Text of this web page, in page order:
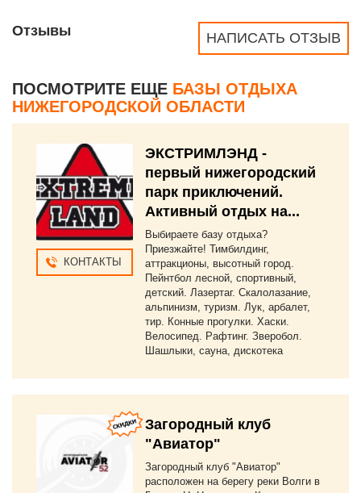
НАПИСАТЬ ОТЗЫВ
Отзывы
ПОСМОТРИТЕ ЕЩЕ БАЗЫ ОТДЫХА
НИЖЕГОРОДСКОЙ ОБЛАСТИ
КОНТАКТЫ
ЭКСТРИМЛЭНД -
первый нижегородский
парк приключений.
Активный отдых на...
Выбираете базу отдыха?
Приезжайте! Тимбилдинг,
аттракционы, высотный город.
Пейнтбол лесной, спортивный,
детский. Лазертаг. Скалолазание,
альпинизм, туризм. Лук, арбалет,
тир. Конные прогулки. Хаски.
Велосипед. Рафтинг. Зверобол.
Шашлыки, сауна, дискотека
Загородный клуб
"Авиатор"
Загородный клуб "Авиатор"
расположен на берегу реки Волги в